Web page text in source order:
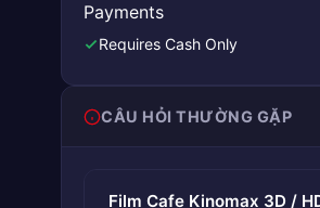
Payments
Requires Cash Only
CÂU HỎI THƯỜNG GẶP
Film Cafe Kinomax 3D /